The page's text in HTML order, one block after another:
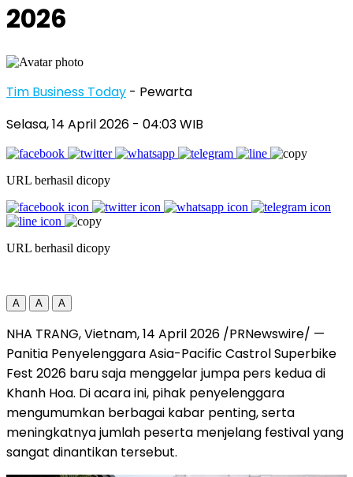
2026
Tim Business Today - Pewarta
Selasa, 14 April 2026 - 04:03 WIB
URL berhasil dicopy
URL berhasil dicopy
A A A
NHA TRANG, Vietnam, 14 April 2026 /PRNewswire/ —
Panitia Penyelenggara Asia-Pacific Castrol Superbike
Fest 2026 baru saja menggelar jumpa pers kedua di
Khanh Hoa. Di acara ini, pihak penyelenggara
mengumumkan berbagai kabar penting, serta
meningkatnya jumlah peserta menjelang festival yang
sangat dinantikan tersebut.